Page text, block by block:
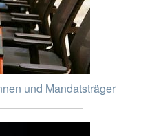
und Mandatsträger